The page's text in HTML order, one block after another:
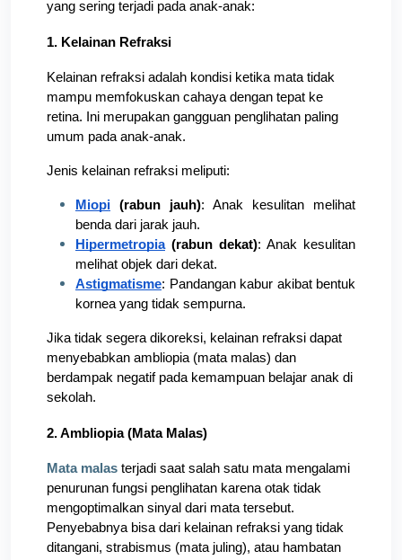
yang sering terjadi pada anak-anak:
1. Kelainan Refraksi
Kelainan refraksi adalah kondisi ketika mata tidak
mampu memfokuskan cahaya dengan tepat ke
retina. Ini merupakan gangguan penglihatan paling
umum pada anak-anak.
Jenis kelainan refraksi meliputi:
Miopi (rabun jauh): Anak kesulitan melihat
benda dari jarak jauh.
Hipermetropia (rabun dekat): Anak kesulitan
melihat objek dari dekat.
Astigmatisme: Pandangan kabur akibat bentuk
kornea yang tidak sempurna.
Jika tidak segera dikoreksi, kelainan refraksi dapat
menyebabkan ambliopia (mata malas) dan
berdampak negatif pada kemampuan belajar anak di
sekolah.
2. Ambliopia (Mata Malas)
Mata malas terjadi saat salah satu mata mengalami
penurunan fungsi penglihatan karena otak tidak
mengoptimalkan sinyal dari mata tersebut.
Penyebabnya bisa dari kelainan refraksi yang tidak
ditangani, strabismus (mata juling), atau hambatan